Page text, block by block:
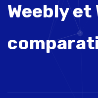
Weebly et